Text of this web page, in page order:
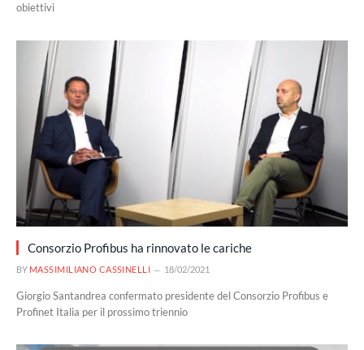
obiettivi
Consorzio Profibus ha rinnovato le cariche
BY MASSIMILIANO CASSINELLI 18/02/2021
Giorgio Santandrea confermato presidente del Consorzio Profibus e
Profinet Italia per il prossimo triennio